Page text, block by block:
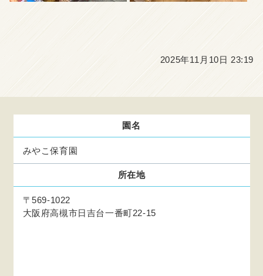
2025年11月10日 23:19
園名
みやこ保育園
所在地
〒569-1022
大阪府高槻市日吉台一番町22-15